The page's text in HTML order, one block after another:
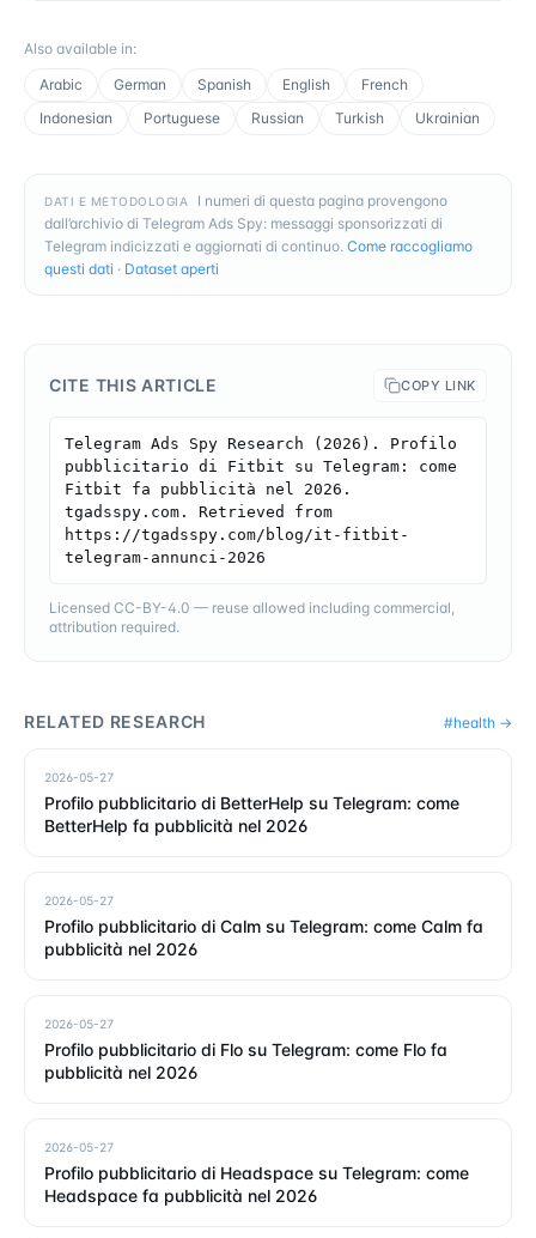
Also available in:
Arabic
German Spanish English
French
Indonesian
Portuguese Russian Turkish Ukrainian
DATI E METODOLOGIA
I numeri di questa pagina provengono
dall’archivio di Telegram Ads Spy: messaggi sponsorizzati di
Telegram indicizzati e aggiornati di continuo. Come raccogliamo
questi dati · Dataset aperti
CITE THIS ARTICLE COPY LINK
Telegram Ads Spy Research (2026). Profilo
pubblicitario di Fitbit su Telegram: come
Fitbit fa pubblicità nel 2026.
tgadsspy.com. Retrieved from
https://tgadsspy.com/blog/it-fitbit-
telegram-annunci-2026
Licensed CC-BY-4.0 — reuse allowed including commercial,
attribution required.
RELATED RESEARCH #health →
2026-05-27
Profilo pubblicitario di BetterHelp su Telegram: come
BetterHelp fa pubblicità nel 2026
2026-05-27
Profilo pubblicitario di Calm su Telegram: come Calm fa
pubblicità nel 2026
2026-05-27
Profilo pubblicitario di Flo su Telegram: come Flo fa
pubblicità nel 2026
2026-05-27
Profilo pubblicitario di Headspace su Telegram: come
Headspace fa pubblicità nel 2026